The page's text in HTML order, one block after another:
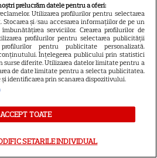
la scară universală!
Noul serial „Stuart nu poate
universul”, un spin-off
„Teoria Big Bang”, se
pe HBO Max
VEDETE STRĂINE
Nolan a interzis
Ugg pe platourile sale
prelucrăm datele pentru a oferi:
Utilizarea profilurilor pentru selectarea
și/sau accesarea informațiilor de pe un
serviciilor. Crearea profilurilor de
profilurilor pentru selectarea publicității
profilurilor pentru publicitate personalizată.
Înțelegerea publicului prin statistici
surse diferite. Utilizarea datelor limitate pentru a
de date limitate pentru a selecta publicitatea.
și identificarea prin scanarea dispozitivului.
ACCEPT TOATE
SETARILE INDIVIDUAL